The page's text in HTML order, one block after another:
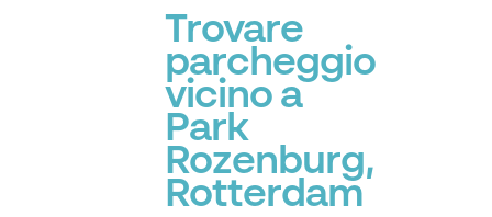
Trovare
parcheggio
vicino a
Park
Rozenburg,
Rotterdam